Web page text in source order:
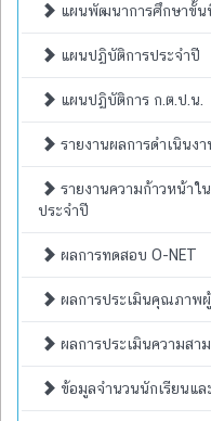
แผนพัฒนาการศึกษาขั้น
แผนปฏิบัติการประจำปี
แผนปฏิบัติการ ก.ต.ป.น.
รายงานผลการดำเนินง
รายงานความก้าวหน้าใ
ประจำปี
ผลการทดสอบ O-NET
ผลการประเมินคุณภาพผู้
ผลการประเมินความสา
ข้อมูลจำนวนนักเรียนแล